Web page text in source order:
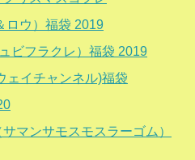
ロウ）福袋 2019
ビフラクレ）福袋 2019
ェイチャンネル)福袋
マンサモスモスラーゴム）